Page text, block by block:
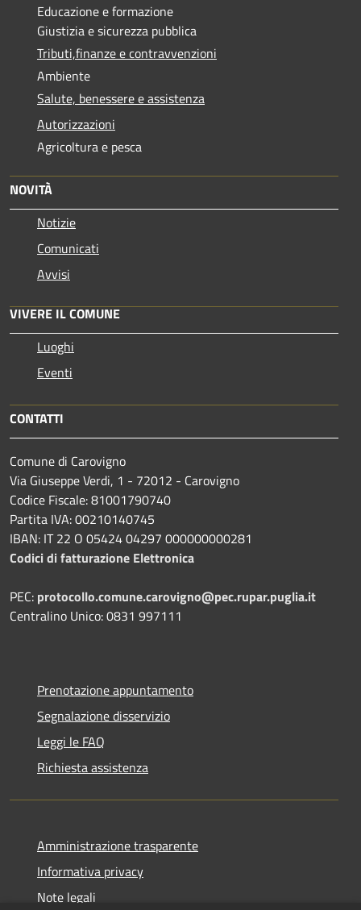
Educazione e formazione
Giustizia e sicurezza pubblica
Tributi,finanze e contravvenzioni
Ambiente
Salute, benessere e assistenza
Autorizzazioni
Agricoltura e pesca
NOVITÀ
Notizie
Comunicati
Avvisi
VIVERE IL COMUNE
Luoghi
Eventi
CONTATTI
Comune di Carovigno
Via Giuseppe Verdi, 1 - 72012 - Carovigno
Codice Fiscale: 81001790740
Partita IVA: 00210140745
IBAN: IT 22 O 05424 04297 000000000281
Codici di fatturazione Elettronica
PEC: protocollo.comune.carovigno@pec.rupar.puglia.it
Centralino Unico: 0831 997111
Prenotazione appuntamento
Segnalazione disservizio
Leggi le FAQ
Richiesta assistenza
Amministrazione trasparente
Informativa privacy
Note legali